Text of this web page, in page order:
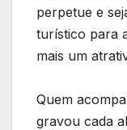
perpetue e
turístico para
mais um
Quem
gravou cada